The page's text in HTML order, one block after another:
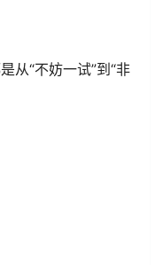
从“不妨一试”到“非